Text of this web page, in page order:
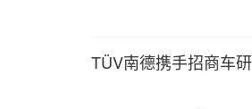
TÜV南德携手招商车